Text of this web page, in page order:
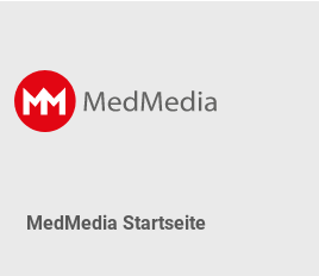
MedMedia Startseite